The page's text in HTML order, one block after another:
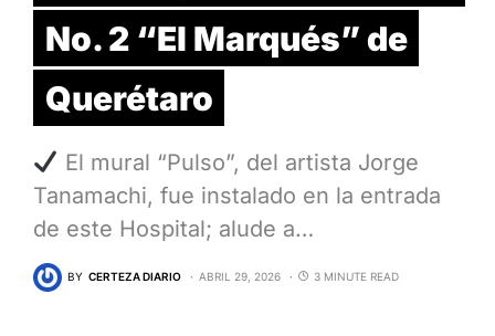
No. 2 “El Marqués” de
Querétaro
El mural “Pulso”, del artista Jorge
Tanamachi, fue instalado en la entrada
de este Hospital; alude a…
BY CERTEZA DIARIO ABRIL 29, 2026 3 MINUTE READ